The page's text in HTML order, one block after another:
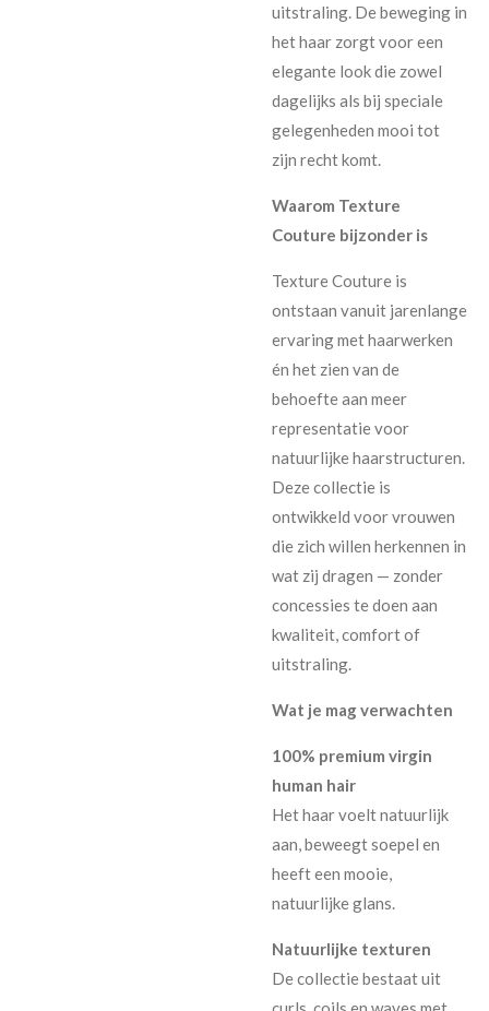
uitstraling. De beweging in
het haar zorgt voor een
elegante look die zowel
dagelijks als bij speciale
gelegenheden mooi tot
zijn recht komt.
Waarom Texture
Couture bijzonder is
Texture Couture is
ontstaan vanuit jarenlange
ervaring met haarwerken
én het zien van de
behoefte aan meer
representatie voor
natuurlijke haarstructuren.
Deze collectie is
ontwikkeld voor vrouwen
die zich willen herkennen in
wat zij dragen — zonder
concessies te doen aan
kwaliteit, comfort of
uitstraling.
Wat je mag verwachten
100% premium virgin
human hair
Het haar voelt natuurlijk
aan, beweegt soepel en
heeft een mooie,
natuurlijke glans.
Natuurlijke texturen
De collectie bestaat uit